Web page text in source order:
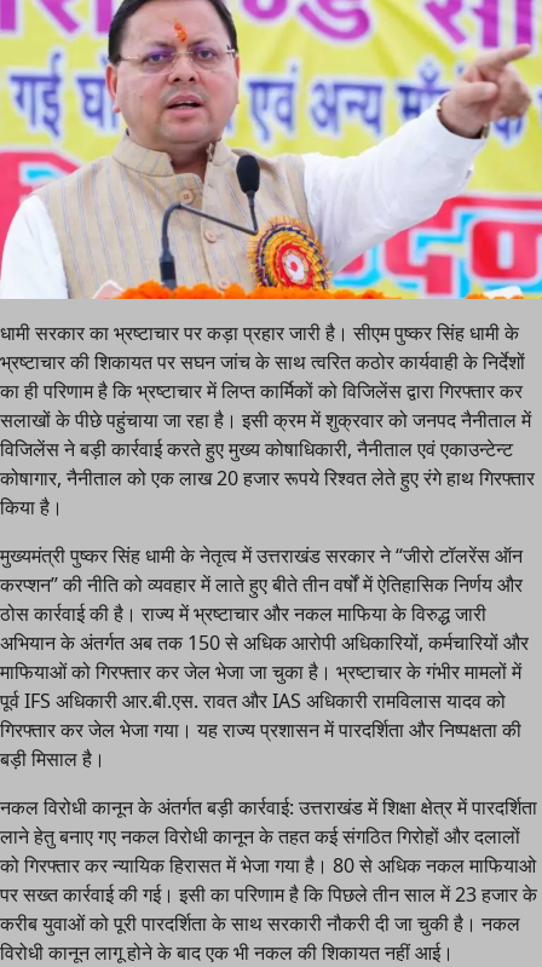
धामी सरकार का भ्रष्टाचार पर कड़ा प्रहार जारी है। सीएम पुष्कर सिंह धामी के
भ्रष्टाचार की शिकायत पर सघन जांच के साथ त्वरित कठोर कार्यवाही के निर्देशों
का ही परिणाम है कि भ्रष्टाचार में लिप्त कार्मिकों को विजिलेंस द्वारा गिरफ्तार कर
सलाखों के पीछे पहुंचाया जा रहा है। इसी क्रम में शुक्रवार को जनपद नैनीताल में
विजिलेंस ने बड़ी कार्रवाई करते हुए मुख्य कोषाधिकारी, नैनीताल एवं एकाउन्टेन्ट
कोषागार, नैनीताल को एक लाख 20 हजार रूपये रिश्वत लेते हुए रंगे हाथ गिरफ्तार
किया है।
मुख्यमंत्री पुष्कर सिंह धामी के नेतृत्व में उत्तराखंड सरकार ने “जीरो टॉलरेंस ऑन
करप्शन” की नीति को व्यवहार में लाते हुए बीते तीन वर्षों में ऐतिहासिक निर्णय और
ठोस कार्रवाई की है। राज्य में भ्रष्टाचार और नकल माफिया के विरुद्ध जारी
अभियान के अंतर्गत अब तक 150 से अधिक आरोपी अधिकारियों, कर्मचारियों और
माफियाओं को गिरफ्तार कर जेल भेजा जा चुका है। भ्रष्टाचार के गंभीर मामलों में
पूर्व IFS अधिकारी आर.बी.एस. रावत और IAS अधिकारी रामविलास यादव को
गिरफ्तार कर जेल भेजा गया। यह राज्य प्रशासन में पारदर्शिता और निष्पक्षता की
बड़ी मिसाल है।
नकल विरोधी कानून के अंतर्गत बड़ी कार्रवाई: उत्तराखंड में शिक्षा क्षेत्र में पारदर्शिता
लाने हेतु बनाए गए नकल विरोधी कानून के तहत कई संगठित गिरोहों और दलालों
को गिरफ्तार कर न्यायिक हिरासत में भेजा गया है। 80 से अधिक नकल माफियाओ
पर सख्त कार्रवाई की गई। इसी का परिणाम है कि पिछले तीन साल में 23 हजार के
करीब युवाओं को पूरी पारदर्शिता के साथ सरकारी नौकरी दी जा चुकी है। नकल
विरोधी कानून लागू होने के बाद एक भी नकल की शिकायत नहीं आई।